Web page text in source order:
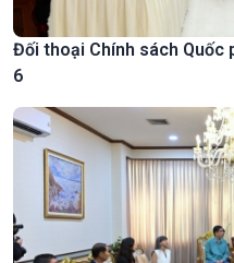
Đối thoại Chính sách Quốc
6